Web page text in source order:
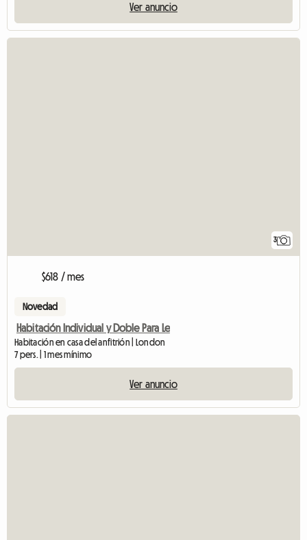
Ver anuncio
3
$618 / mes
Novedad
Habitación Individual y Doble Para Le
Habitación en casa del anfitrión | London
7 pers. | 1 mes mínimo
Ver anuncio